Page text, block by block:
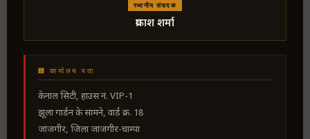
स्थानीय संपादक
प्रकाश शर्मा
🏢 कार्यालय पता
केनाल सिटी, हाउस नं. VIP-1
झूला गार्डन के सामने, वार्ड क्र. 18
जांजगीर, जिला जांजगीर-चाम्पा